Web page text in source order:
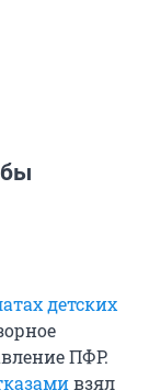
детских
ПФР.
взял